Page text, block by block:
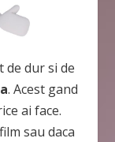
de dur si de
. Acest gand
ai face.
sau daca